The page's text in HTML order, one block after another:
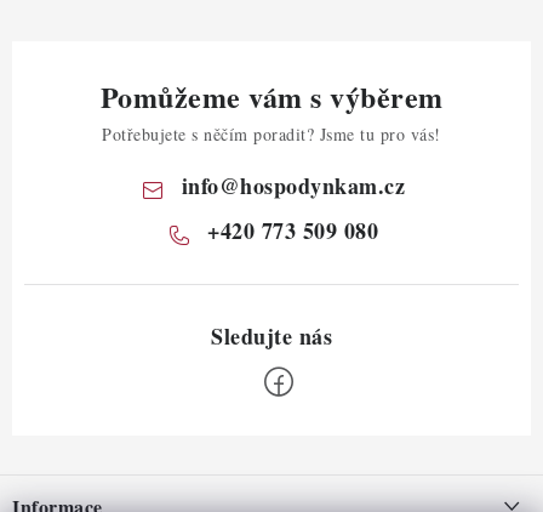
Pomůžeme vám s výběrem
Potřebujete s něčím poradit? Jsme tu pro vás!
info@hospodynkam.cz
+420 773 509 080
Informace